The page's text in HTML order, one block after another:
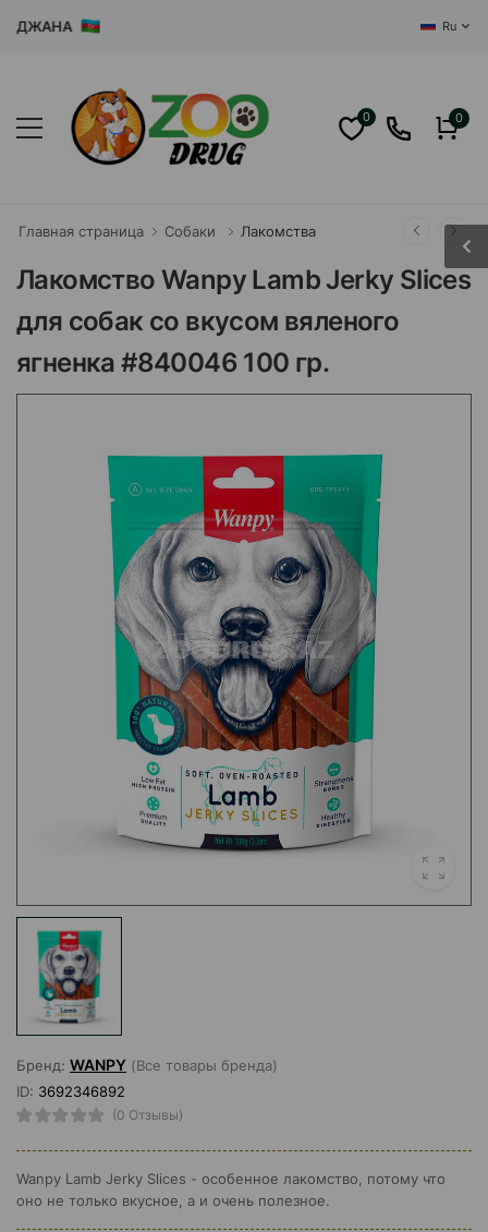
Ru
0 0
Главная страница Собаки Лакомства
Лакомство Wanpy Lamb Jerky Slices
для собак со вкусом вяленого
ягненка #840046 100 гр.
Бренд: WANPY (Все товары бренда)
ID: 3692346892
(0 Отзывы)
Wanpy Lamb Jerky Slices - особенное лакомство, потому что
оно не только вкусное, а и очень полезное.